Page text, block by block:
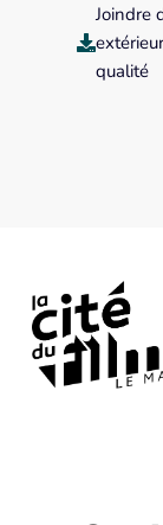
Joindre
qualité